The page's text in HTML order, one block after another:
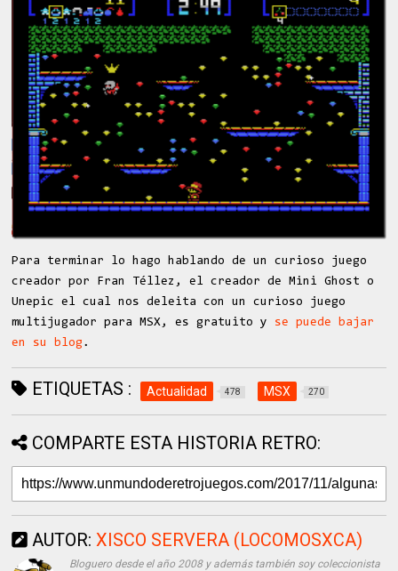
Para terminar lo hago hablando de un curioso juego
creador por Fran Téllez, el creador de Mini Ghost o
Unepic el cual nos deleita con un curioso juego
multijugador para MSX, es gratuito y se puede bajar
en su blog .
ETIQUETAS : Actualidad 478 MSX 270
COMPARTE ESTA HISTORIA RETRO:
AUTOR: XISCO SERVERA (LOCOMOSXCA)
Bloguero desde el año 2008 y además también soy coleccionista